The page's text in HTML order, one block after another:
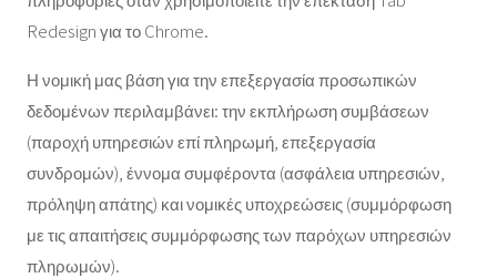
Redesign για το Chrome.
Η νομική μας βάση για την επεξεργασία προσωπικών
δεδομένων περιλαμβάνει: την εκπλήρωση συμβάσεων
(παροχή υπηρεσιών επί πληρωμή, επεξεργασία
συνδρομών), έννομα συμφέροντα (ασφάλεια υπηρεσιών,
πρόληψη απάτης) και νομικές υποχρεώσεις (συμμόρφωση
με τις απαιτήσεις συμμόρφωσης των παρόχων υπηρεσιών
πληρωμών).